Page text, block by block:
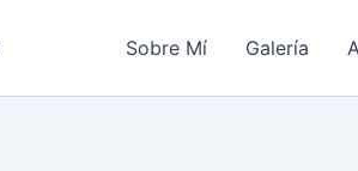
Sobre Mí Galería